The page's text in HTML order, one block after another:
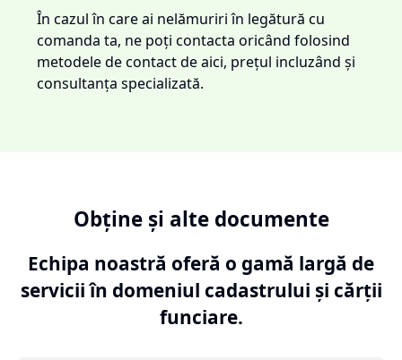
În cazul în care ai nelămuriri în legătură cu
comanda ta, ne poți contacta oricând folosind
metodele de contact de aici, prețul incluzând și
consultanța specializată.
Obține și alte documente
Echipa noastră oferă o gamă largă de
servicii în domeniul cadastrului și cărții
funciare.